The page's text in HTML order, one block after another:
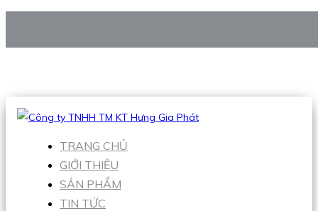
Hotline:0938 906 663
TRANG CHỦ
GIỚI THIỆU
SẢN PHẨM
TIN TỨC